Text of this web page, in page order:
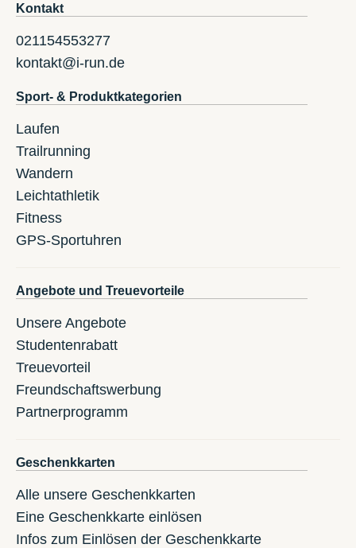
Kontakt
021154553277
kontakt@i-run.de
Sport- & Produktkategorien
Laufen
Trailrunning
Wandern
Leichtathletik
Fitness
GPS-Sportuhren
Angebote und Treuevorteile
Unsere Angebote
Studentenrabatt
Treuevorteil
Freundschaftswerbung
Partnerprogramm
Geschenkkarten
Alle unsere Geschenkkarten
Eine Geschenkkarte einlösen
Infos zum Einlösen der Geschenkkarte